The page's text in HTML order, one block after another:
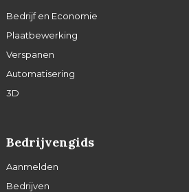
Bedrijf en Economie
Plaatbewerking
Verspanen
Automatisering
3D
Bedrijvengids
Aanmelden
Bedrijven